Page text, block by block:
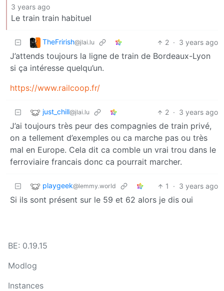
3 years ago
Le train train habituel
TheFrirish@jlai.lu 2 · 3 years ago
J’attends toujours la ligne de train de Bordeaux-Lyon
si ça intéresse quelqu’un.
https://www.railcoop.fr/
just_chill@jlai.lu 2 · 3 years ago
J’ai toujours très peur des compagnies de train privé,
on a tellement d’exemples ou ca marche pas ou très
mal en Europe. Cela dit ca comble un vrai trou dans le
ferroviaire francais donc ca pourrait marcher.
playgeek@lemmy.world 1 · 3 years ago
Si ils sont présent sur le 59 et 62 alors je dis oui
BE: 0.19.15
Modlog
Instances